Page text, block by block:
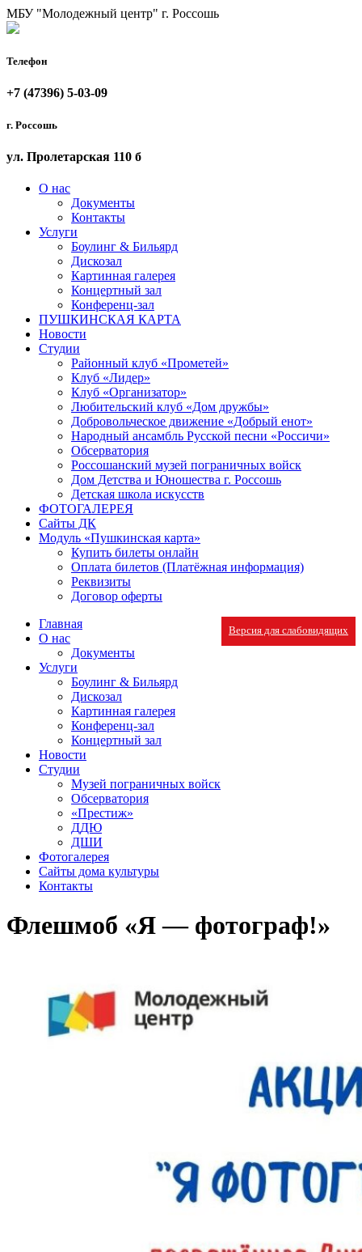
МБУ "Молодежный центр" г. Россошь
Телефон
+7 (47396) 5-03-09
г. Россошь
ул. Пролетарская 110 б
О нас
Документы
Контакты
Услуги
Боулинг & Бильярд
Дискозал
Картинная галерея
Концертный зал
Конференц-зал
ПУШКИНСКАЯ КАРТА
Новости
Студии
Районный клуб «Прометей»
Клуб «Лидер»
Клуб «Организатор»
Любительский клуб «Дом дружбы»
Добровольческое движение «Добрый енот»
Народный ансамбль Русской песни «Россичи»
Обсерватория
Россошанский музей пограничных войск
Дом Детства и Юношества г. Россошь
Детская школа искусств
ФОТОГАЛЕРЕЯ
Сайты ДК
Модуль «Пушкинская карта»
Купить билеты онлайн
Оплата билетов (Платёжная информация)
Реквизиты
Договор оферты
Версия для слабовидящих
Главная
О нас
Документы
Услуги
Боулинг & Бильярд
Дискозал
Картинная галерея
Конференц-зал
Концертный зал
Новости
Студии
Музей пограничных войск
Обсерватория
«Престиж»
ДДЮ
ДШИ
Фотогалерея
Сайты дома культуры
Контакты
Флешмоб «Я — фотограф!»